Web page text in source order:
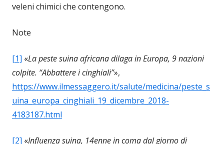
veleni chimici che contengono.
Note
[1] «La peste suina africana dilaga in Europa, 9 nazioni
colpite. “Abbattere i cinghiali”»,
https://www.ilmessaggero.it/salute/medicina/peste_s
uina_europa_cinghiali_19_dicembre_2018-
4183187.html
[2] «Influenza suina, 14enne in coma dal giorno di